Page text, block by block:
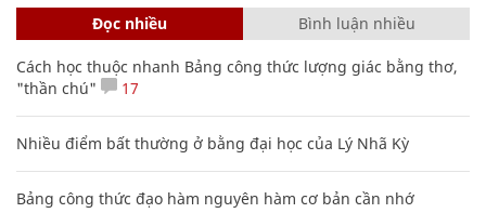
Đọc nhiều Bình luận nhiều
Cách học thuộc nhanh Bảng công thức lượng giác bằng thơ,
"thần chú"
17
Nhiều điểm bất thường ở bằng đại học của Lý Nhã Kỳ
Bảng công thức đạo hàm nguyên hàm cơ bản cần nhớ